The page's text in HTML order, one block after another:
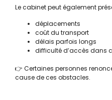
Le cabinet peut également
déplacements
coût du transport
délais parfois longs
difficulté d’accès dans
👉 Certaines personnes
cause de ces obstacles.